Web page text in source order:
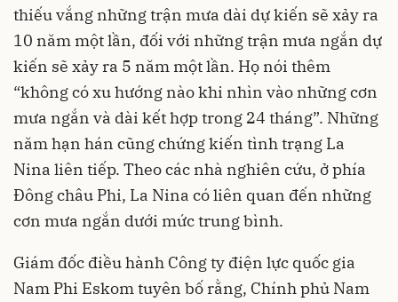
thiếu vắng những trận mưa dài dự kiến sẽ xảy ra
10 năm một lần, đối với những trận mưa ngắn dự
kiến sẽ xảy ra 5 năm một lần. Họ nói thêm
“không có xu hướng nào khi nhìn vào những cơn
mưa ngắn và dài kết hợp trong 24 tháng”. Những
năm hạn hán cũng chứng kiến tình trạng La
Nina liên tiếp. Theo các nhà nghiên cứu, ở phía
Đông châu Phi, La Nina có liên quan đến những
cơn mưa ngắn dưới mức trung bình.
Giám đốc điều hành Công ty điện lực quốc gia
Nam Phi Eskom tuyên bố rằng, Chính phủ Nam